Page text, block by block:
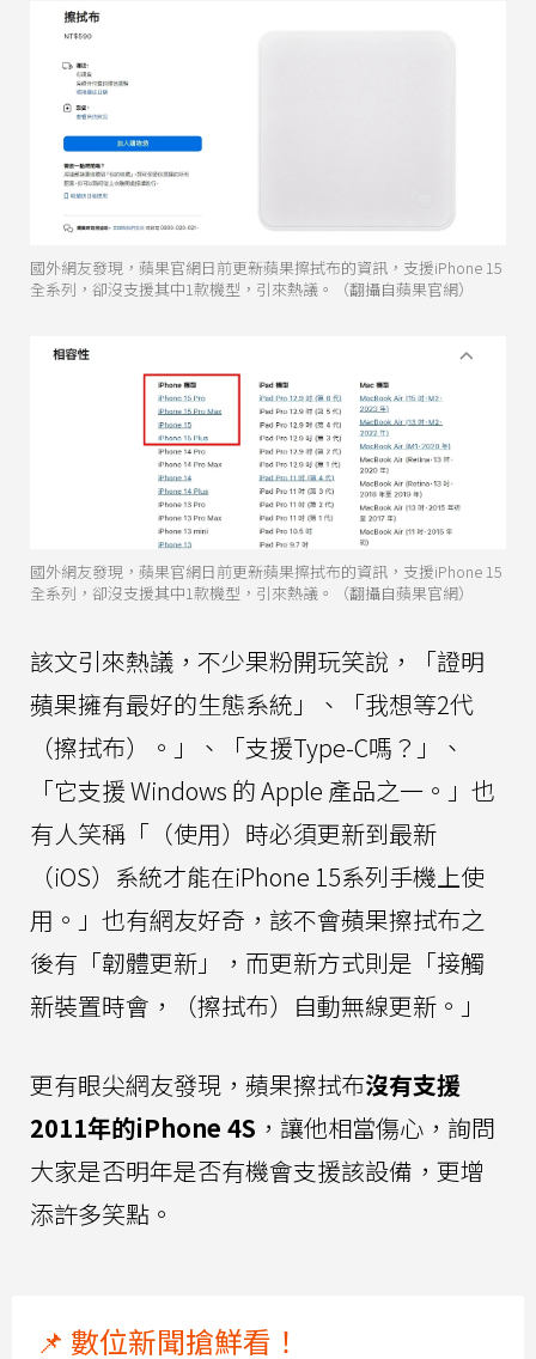
國外網友發現，蘋果官網日前更新蘋果擦拭布的資訊，支援iPhone 15
全系列，卻沒支援其中1款機型，引來熱議。（翻攝自蘋果官網）
國外網友發現，蘋果官網日前更新蘋果擦拭布的資訊，支援iPhone 15
全系列，卻沒支援其中1款機型，引來熱議。（翻攝自蘋果官網）
該文引來熱議，不少果粉開玩笑說，「證明
蘋果擁有最好的生態系統」、「我想等2代
（擦拭布）。」、「支援Type-C嗎？」、
「它支援 Windows 的 Apple 產品之一。」也
有人笑稱「（使用）時必須更新到最新
（iOS）系統才能在iPhone 15系列手機上使
用。」也有網友好奇，該不會蘋果擦拭布之
後有「韌體更新」，而更新方式則是「接觸
新裝置時會，（擦拭布）自動無線更新。」
更有眼尖網友發現，蘋果擦拭布沒有支援
2011年的iPhone 4S ，讓他相當傷心，詢問
大家是否明年是否有機會支援該設備，更增
添許多笑點。
📌 數位新聞搶鮮看！